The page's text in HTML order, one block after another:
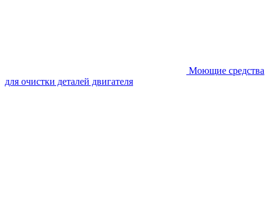
Моющие средства
для очистки деталей двигателя